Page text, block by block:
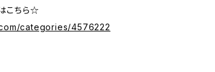
こちら☆
categories/4576222